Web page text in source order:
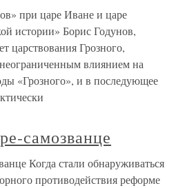
при царе Иване и царе
истории» Борис Годунов,
царствования Грозного,
влиянием на
«Грозного», и в последующее
самозванце
Когда стали обнаруживаться
противодействия реформе